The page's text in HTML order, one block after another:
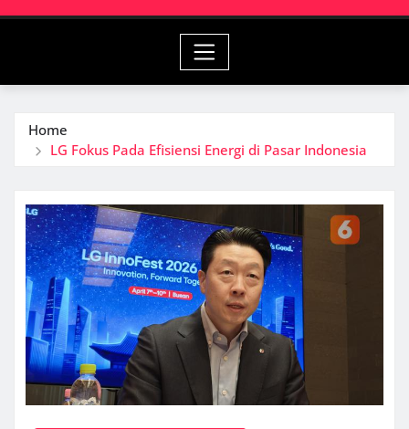
Home
LG Fokus Pada Efisiensi Energi di Pasar Indonesia